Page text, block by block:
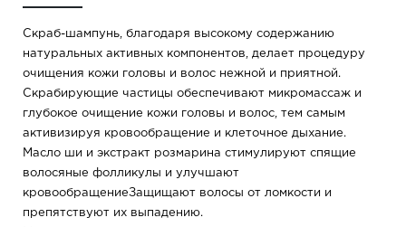
Скраб-шампунь, благодаря высокому содержанию
натуральных активных компонентов, делает процедуру
очищения кожи головы и волос нежной и приятной.
Скрабирующие частицы обеспечивают микромассаж и
глубокое очищение кожи головы и волос, тем самым
активизируя кровообращение и клеточное дыхание.
Масло ши и экстракт розмарина стимулируют спящие
волосяные фолликулы и улучшают
кровообращениеЗащищают волосы от ломкости и
препятствуют их выпадению.